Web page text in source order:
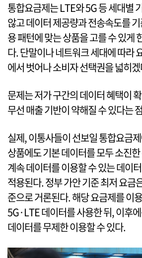
통합요금제는 LTE와 5G 등 세대별
않고 데이터 제공량과 전송속도를
용 패턴에 맞는 상품을 고를 수 있게
다. 단말이나 네트워크 세대에 따라
에서 벗어나 소비자 선택권을 넓히
문제는 저가 구간의 데이터 혜택이
무선 매출 기반이 약해질 수 있다는
실제, 이통사들이 선보일 통합요금
상품에도 기본 데이터를 모두 소진
계속 데이터를 이용할 수 있는 데이
적용된다. 정부 가안 기준 최저 요금
준으로 거론된다. 해당 요금제를 이
5G·LTE 데이터를 사용한 뒤, 이후
데이터를 무제한 이용할 수 있다.